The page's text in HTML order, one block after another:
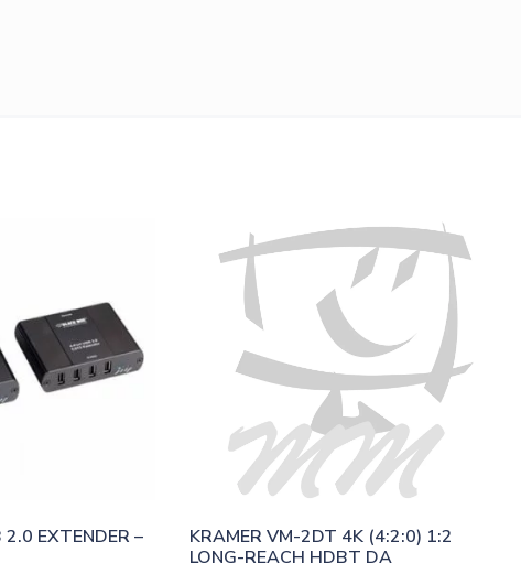
EXTENDER –
KRAMER VM-2DT 4K (4:2:0) 1:2
LONG-REACH HDBT DA